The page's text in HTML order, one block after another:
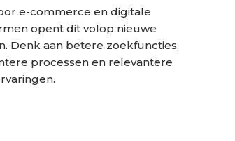
e-commerce en digitale
opent dit volop nieuwe
Denk aan betere zoekfuncties,
processen en relevantere